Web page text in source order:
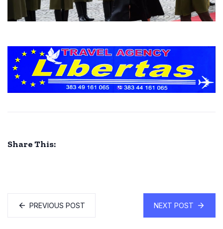
Share This:
PREVIOUS POST NEXT POST